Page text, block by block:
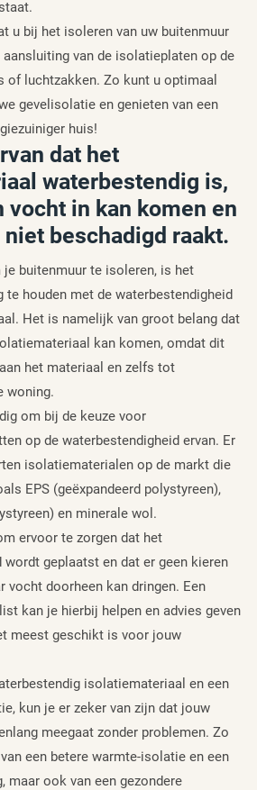
u bij het isoleren van uw buitenmuur
van de isolatieplaten op de
of luchtzakken. Zo kunt u optimaal
gevelisolatie en genieten van een
huis!
dat het
waterbestendig is,
vocht in kan komen en
beschadigd raakt.
buitenmuur te isoleren, is het
te houden met de waterbestendigheid
Het is namelijk van groot belang dat
kan komen, omdat dit
het materiaal en zelfs tot
woning.
om bij de keuze voor
op de waterbestendigheid ervan. Er
isolatiematerialen op de markt die
EPS (geëxpandeerd polystyreen),
en minerale wol.
ervoor te zorgen dat het
geplaatst en dat er geen kieren
vocht doorheen kan dringen. Een
kan je hierbij helpen en advies geven
meest geschikt is voor jouw
isolatiemateriaal en een
kun je er zeker van zijn dat jouw
meegaat zonder problemen. Zo
een betere warmte-isolatie en een
maar ook van een gezondere